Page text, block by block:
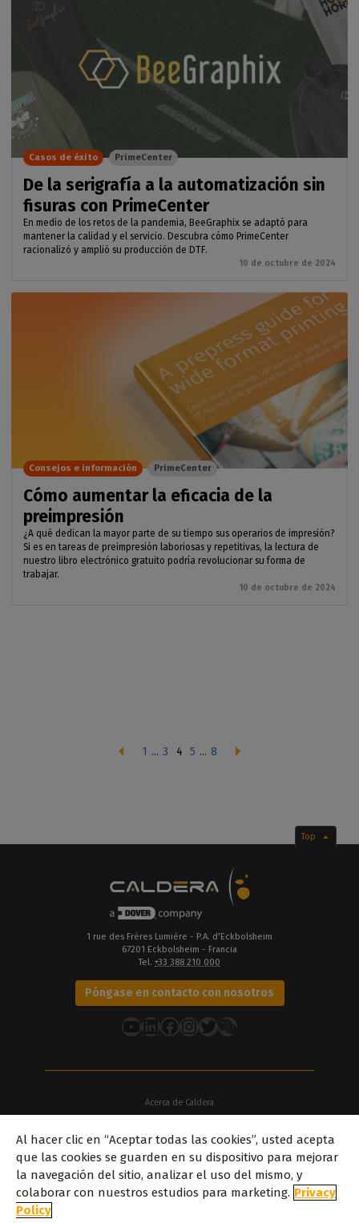
De la serigrafía a la automatización sin
fisuras con PrimeCenter
En medio de los retos de la pandemia, BeeGraphix se adaptó para
mantener la calidad y el servicio. Descubra cómo PrimeCenter
racionalizó y amplió su producción de DTF.
10 de octubre de 2024
Casos de éxito PrimeCenter
Cómo aumentar la eficacia de la
preimpresión
¿A qué dedican la mayor parte de su tiempo sus operarios de impresión?
Si es en tareas de preimpresión laboriosas y repetitivas, la lectura de
nuestro libro electrónico gratuito podría revolucionar su forma de
trabajar.
10 de octubre de 2024
Consejos e información PrimeCenter
1 ... 3 4 5 ... 8
Top
1 rue des Frères Lumière - P.A. d'Eckbolsheim
67201 Eckbolsheim - Francia
Tel. +33 388 210 000
Póngase en contacto con nosotros
YouTube
LinkedIn
Facebook
Instagram
Twitter
Acerca de Caldera
Acerca de Dover
Carreras profesionales
Socios
caldera.com © 2026 — Todos los derechos reservados. Todas las
marcas comerciales, logotipos y nombres de marcas mencionados
Al hacer clic en “Aceptar todas las cookies”, usted acepta
que las cookies se guarden en su dispositivo para mejorar
la navegación del sitio, analizar el uso del mismo, y
colaborar con nuestros estudios para marketing. Privacy
Policy